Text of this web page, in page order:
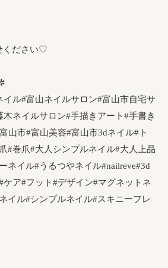
ください♡
ル#富山ネイルサロン#富山市自宅サ
木ネイルサロン#手描きアート#手書き
山市#富山美容#富山市3dネイル#ト
#巻爪#大人シンプルネイル#大人上品
ネイル#うるつやネイル#nailreve#3d
ケア#フット#デザイン#マグネットネ
イル#シンプルネイル#スキニーフレ